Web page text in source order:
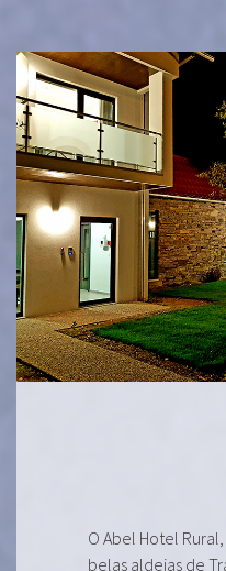
O Abel Hotel
belas aldeias de